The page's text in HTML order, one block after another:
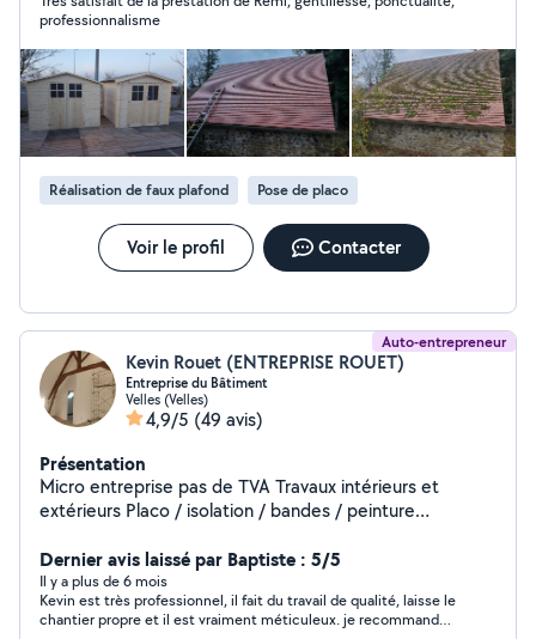
personne'' donnant droit à 50% de crédit d'impôts
Travaux de bricolage et de jardinage
professionnalisme
Réalisation de faux plafond Pose de placo
Voir le profil Contacter
Auto-entrepreneur
Kevin Rouet (ENTREPRISE ROUET)
Entreprise du Bâtiment
Velles (Velles)
4,9/5 (49 avis)
Présentation
Micro entreprise pas de TVA Travaux intérieurs et
extérieurs Placo / isolation / bandes / peinture
CASES mini-pelle Je sais lire des DICT et plan de réseau
Vous louez je fait fait les travaux de terrassement Tarif
sur devis Je suis ponctuelle, rigoureux et méticuleux.
Dernier avis laissé par Baptiste : 5/5
Il y a plus de 6 mois
Kevin est très professionnel, il fait du travail de qualité, laisse le
chantier propre et il est vraiment méticuleux. je recommande